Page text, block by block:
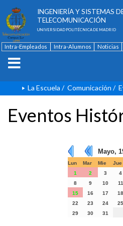
INGENIERÍA Y SISTEMAS
TELECOMUNICACIÓN
UNIVERSIDAD POLITÉCNICA DE MADRID
Intra-Empleados Intra-Alumnos
Noticias
La Escuela / Comunicación /
Eventos
Mayo,
Lun Mar Mie Jue
1
2 3 4
8
9 10 11
15
16 17 18
22
23 24 25
29
30 31